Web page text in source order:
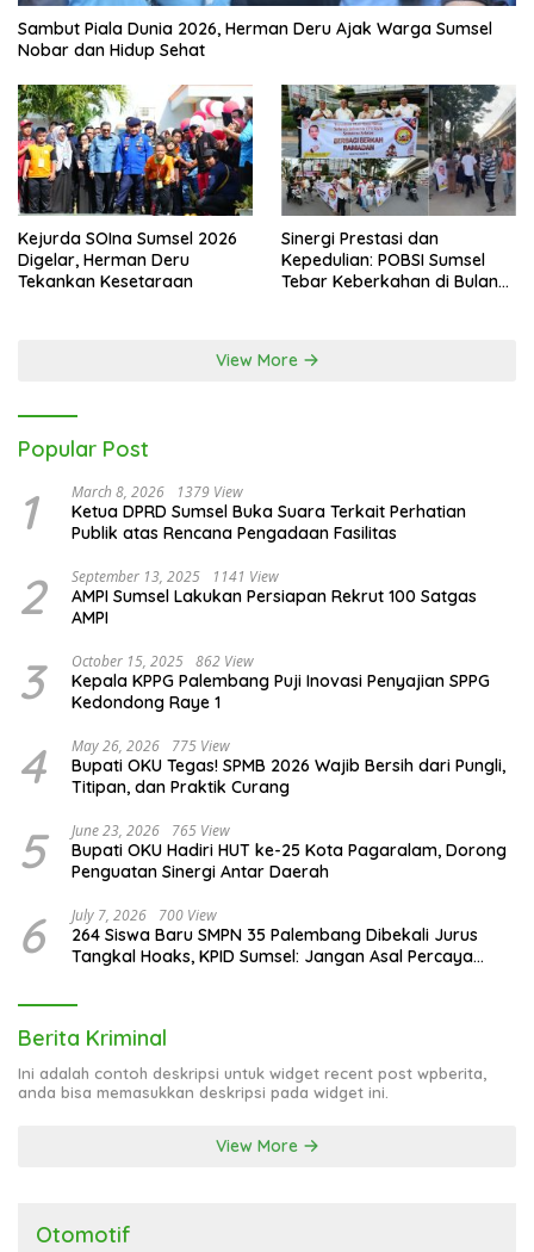
Sambut Piala Dunia 2026, Herman Deru Ajak Warga Sumsel
Nobar dan Hidup Sehat
Kejurda SOIna Sumsel 2026
Digelar, Herman Deru
Tekankan Kesetaraan
Sinergi Prestasi dan
Kepedulian: POBSI Sumsel
Tebar Keberkahan di Bulan
View More
Popular Post
1 March 8, 2026 1379 View
Ketua DPRD Sumsel Buka Suara Terkait Perhatian
Publik atas Rencana Pengadaan Fasilitas
2 September 13, 2025 1141 View
AMPI Sumsel Lakukan Persiapan Rekrut 100 Satgas
AMPI
3 October 15, 2025 862 View
Kepala KPPG Palembang Puji Inovasi Penyajian SPPG
Kedondong Raye 1
4 May 26, 2026 775 View
Bupati OKU Tegas! SPMB 2026 Wajib Bersih dari Pungli,
Titipan, dan Praktik Curang
5 June 23, 2026 765 View
Bupati OKU Hadiri HUT ke-25 Kota Pagaralam, Dorong
Penguatan Sinergi Antar Daerah
6 July 7, 2026 700 View
264 Siswa Baru SMPN 35 Palembang Dibekali Jurus
Tangkal Hoaks, KPID Sumsel: Jangan Asal Percaya
Berita Kriminal
Ini adalah contoh deskripsi untuk widget recent post wpberita,
anda bisa memasukkan deskripsi pada widget ini.
View More
Otomotif